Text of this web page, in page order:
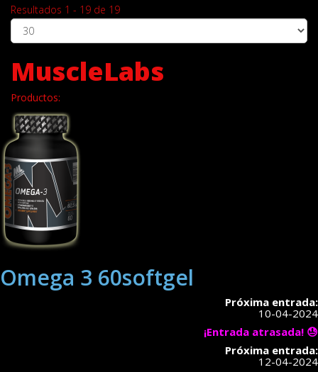
Resultados 1 - 19 de 19
MuscleLabs
Productos:
Omega 3 60softgel
Próxima entrada:
10-04-2024
¡Entrada atrasada! 😓
Próxima entrada:
12-04-2024